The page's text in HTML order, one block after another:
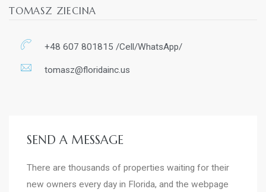
TOMASZ ZIECINA
+48 607 801815 /Cell/WhatsApp/
tomasz@floridainc.us
SEND A MESSAGE
There are thousands of properties waiting for their
new owners every day in Florida, and the webpage